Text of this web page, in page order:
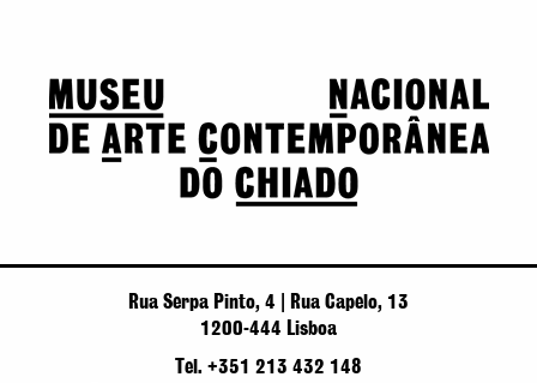
Rua Serpa Pinto, 4 | Rua Capelo, 13
1200-444 Lisboa
Tel. +351 213 432 148